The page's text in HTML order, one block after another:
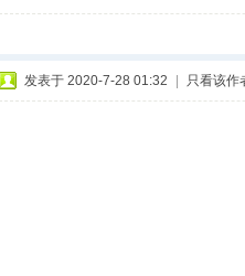
发表于 2020-7-28 01:32 只看该作